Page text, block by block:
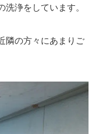
浄をしています。
隣の方々にあまりご